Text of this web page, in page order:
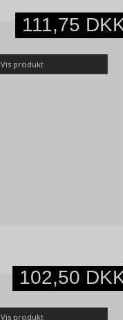
111,75
Vis produkt
102,50
Vis produkt